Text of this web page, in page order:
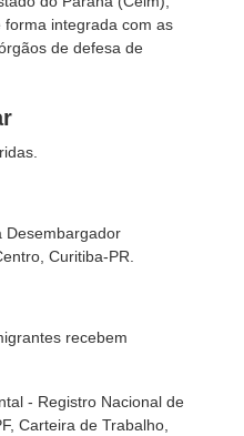
forma integrada com as
de defesa de
Desembargador
Curitiba-PR.
recebem
- Registro Nacional de
Carteira de Trabalho,